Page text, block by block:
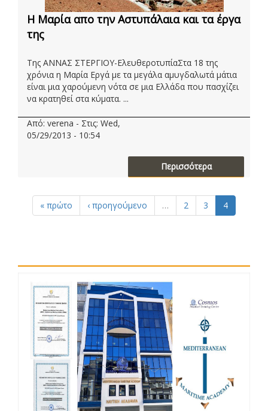
Η Μαρία απο την Αστυπάλαια και τα έργα
της
Της ΑΝΝΑΣ ΣΤΕΡΓΙΟΥ-ΕλευθεροτυπίαΣτα 18 της
χρόνια η Μαρία Εργά με τα μεγάλα αμυγδαλωτά μάτια
είναι μια χαρούμενη νότα σε μια Ελλάδα που πασχίζει
να κρατηθεί στα κύματα. ...
Από: verena - Στις: Wed,
05/29/2013 - 10:54
Περισσότερα
« πρώτο ‹ προηγούμενο … 2 3 4